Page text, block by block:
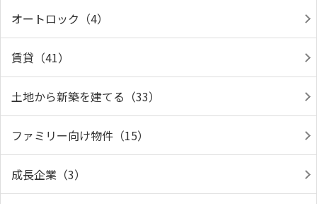
オートロック（4）
賃貸（41）
土地から新築を建てる（33）
ファミリー向け物件（15）
成長企業（3）